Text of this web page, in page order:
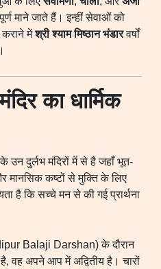
माने जाते हैं। इन्हीं सेवाओं को
कराने मेंश्री श्याम मिष्ठान भंडारवर्षों
का धार्मिक
के उन दुर्लभ मंदिरों में से है जहाँ भूत-
मानसिक कष्टों से मुक्ति के लिए
है कि सच्चे मन से की गई प्रार्थना
Balaji Darshan) के दौरान
है, वह अपने आप में अद्वितीय है। चारों